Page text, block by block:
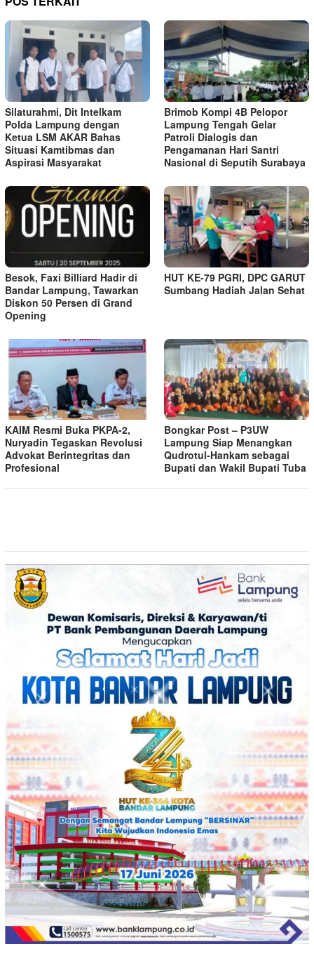
Silaturahmi, Dit Intelkam
Polda Lampung dengan
Ketua LSM AKAR Bahas
Situasi Kamtibmas dan
Aspirasi Masyarakat
Brimob Kompi 4B Pelopor
Lampung Tengah Gelar
Patroli Dialogis dan
Pengamanan Hari Santri
Nasional di Seputih Surabaya
Besok, Faxi Billiard Hadir di
Bandar Lampung, Tawarkan
Diskon 50 Persen di Grand
Opening
HUT KE-79 PGRI, DPC GARUT
Sumbang Hadiah Jalan Sehat
KAIM Resmi Buka PKPA-2,
Nuryadin Tegaskan Revolusi
Advokat Berintegritas dan
Profesional
Bongkar Post – P3UW
Lampung Siap Menangkan
Qudrotul-Hankam sebagai
Bupati dan Wakil Bupati Tuba